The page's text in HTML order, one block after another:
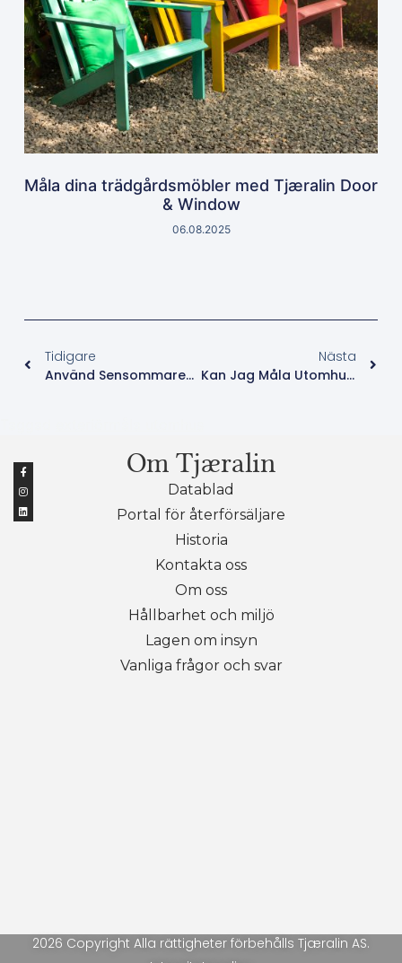
Måla dina trädgårdsmöbler med Tjæralin Door
& Window
06.08.2025
Tidigare
Använd Sensommaren För Att Måla
Nästa
Kan Jag Måla Utomhus På Hösten?
Om Tjæralin
Datablad
Portal för återförsäljare
Historia
Kontakta oss
Om oss
Hållbarhet och miljö
Lagen om insyn
Vanliga frågor och svar
2026 Copyright Alla rättigheter förbehålls Tjæralin AS.